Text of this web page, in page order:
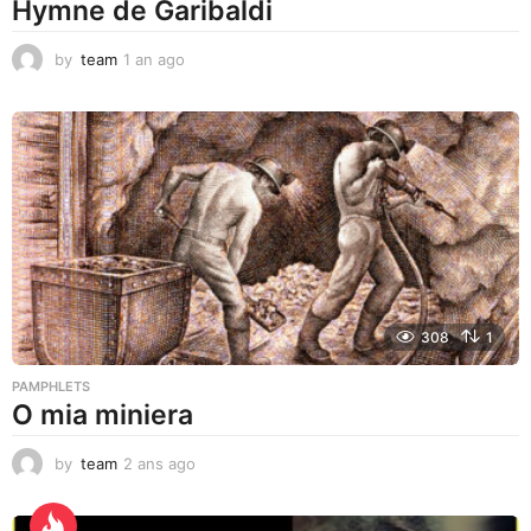
Hymne de Garibaldi
by team 1 an ago
a
g
o
308 1
PAMPHLETS
O mia miniera
by team 2 ans ago